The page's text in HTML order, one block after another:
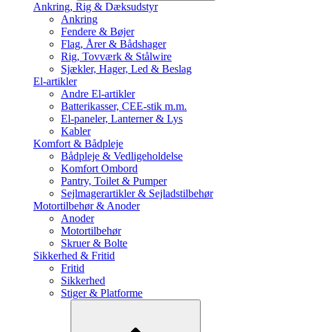
Ankring, Rig & Dæksudstyr
Ankring
Fendere & Bøjer
Flag, Årer & Bådshager
Rig, Tovværk & Stålwire
Sjækler, Hager, Led & Beslag
El-artikler
Andre El-artikler
Batterikasser, CEE-stik m.m.
El-paneler, Lanterner & Lys
Kabler
Komfort & Bådpleje
Bådpleje & Vedligeholdelse
Komfort Ombord
Pantry, Toilet & Pumper
Sejlmagerartikler & Sejladstilbehør
Motortilbehør & Anoder
Anoder
Motortilbehør
Skruer & Bolte
Sikkerhed & Fritid
Fritid
Sikkerhed
Stiger & Platforme